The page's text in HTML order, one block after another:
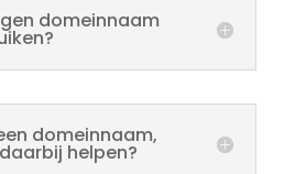
domeinnaam
domeinnaam,
helpen?